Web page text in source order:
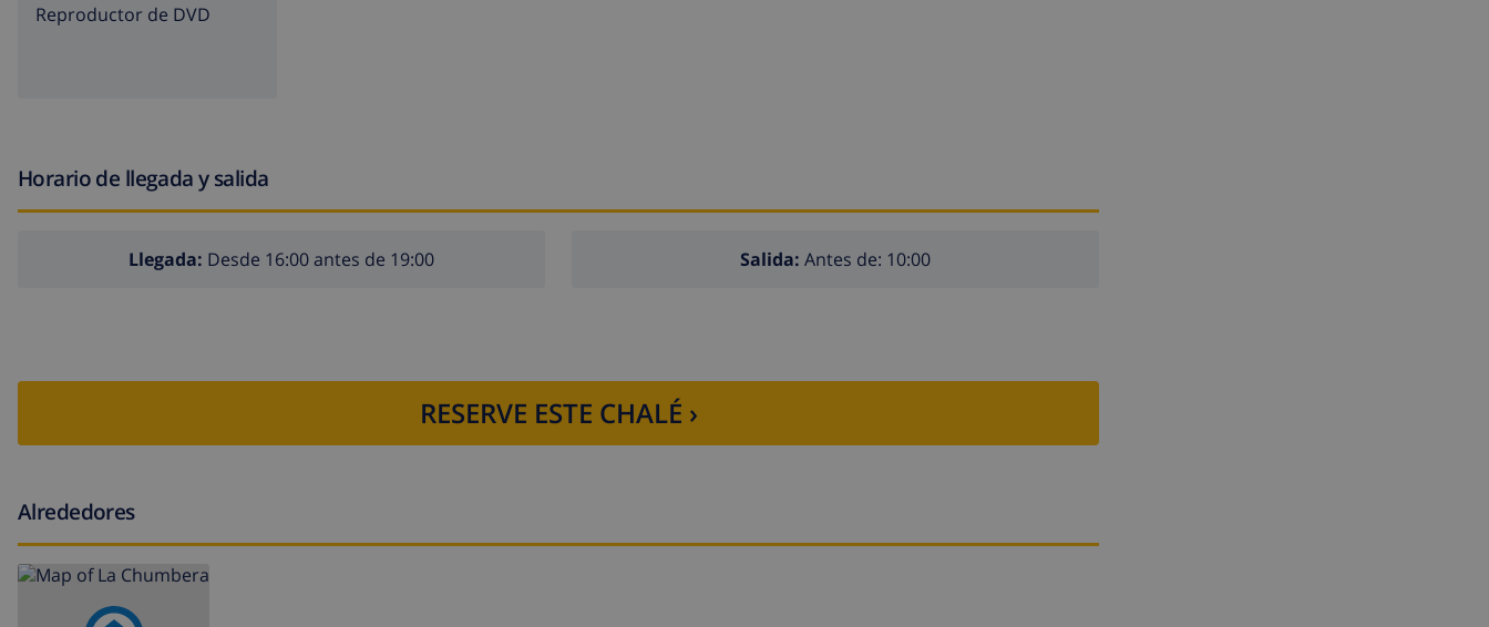
reproductor de DVD
Horario de llegada y salida
Llegada: Desde 16:00 antes de 19:00 Salida: Antes de: 10:00
RESERVE ESTE CHALÉ ›
Alrededores